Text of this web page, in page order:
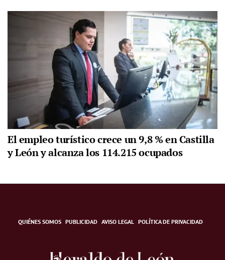
El empleo turístico crece un 9,8 % en Castilla
y León y alcanza los 114.215 ocupados
QUIÉNES SOMOS PUBLICIDAD AVISO LEGAL POLÍTICA DE PRIVACIDAD